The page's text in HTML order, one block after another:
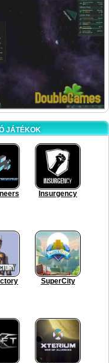
JÁTÉKOK
Insurgency
SuperCity